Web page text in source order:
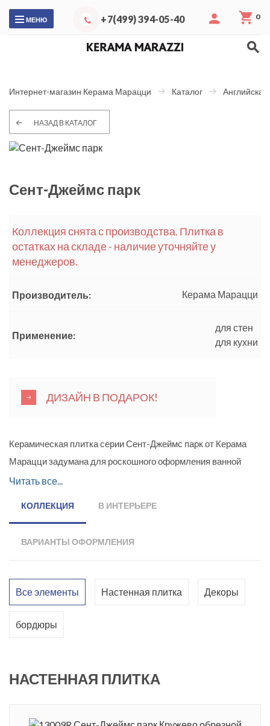
МЕНЮ +7(499) 394-05-40 0
Интернет-магазин Керама Марацци Каталог
НАЗАД В КАТАЛОГ
Сент-Джеймс парк
Коллекция снята с производства. Плитка в
остатках на складе - наличие уточняйте у
менеджеров.
Производитель: Керама Марацци
Применение:
для стен
для кухни
ДИЗАЙН В ПОДАРОК!
Керамическая плитка серии Сент-Джеймс парк от Керама
Марацци задумана для роскошного оформления ванной
комнаты. Светлые тона керамической плитки с красочными
В серии представлена глянцевая настенная плитка с
использовании керамики с обрезными краями создается
впечатление, как будто на стенах дорогая кружевная ткань и
Читать все...
КОЛЛЕКЦИЯ В ИНТЕРЬЕРЕ
ВАРИАНТЫ ОФОРМЛЕНИЯ
Все элементы Настенная плитка Декоры
бордюры
НАСТЕННАЯ ПЛИТКА